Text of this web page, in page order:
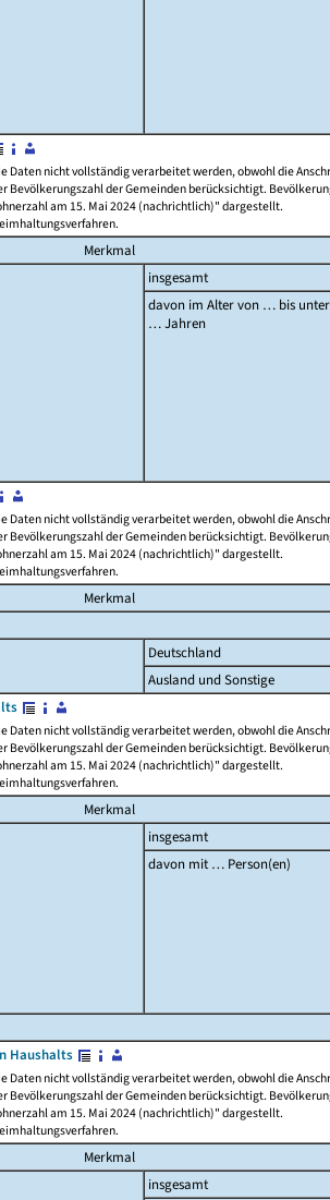
nicht vollständig verarbeitet werden, obwohl die
der Gemeinden berücksichtigt.
am 15. Mai 2024 (nachrichtlich)" dargestellt.
Merkmal
insgesamt
davon im Alter von … bis unter
… Jahren
nicht vollständig verarbeitet werden, obwohl die
der Gemeinden berücksichtigt.
am 15. Mai 2024 (nachrichtlich)" dargestellt.
Merkmal
Deutschland
Ausland und Sonstige
nicht vollständig verarbeitet werden, obwohl die
der Gemeinden berücksichtigt.
am 15. Mai 2024 (nachrichtlich)" dargestellt.
Merkmal
insgesamt
davon mit … Person(en)
Haushalts
nicht vollständig verarbeitet werden, obwohl die
der Gemeinden berücksichtigt.
am 15. Mai 2024 (nachrichtlich)" dargestellt.
Merkmal
insgesamt